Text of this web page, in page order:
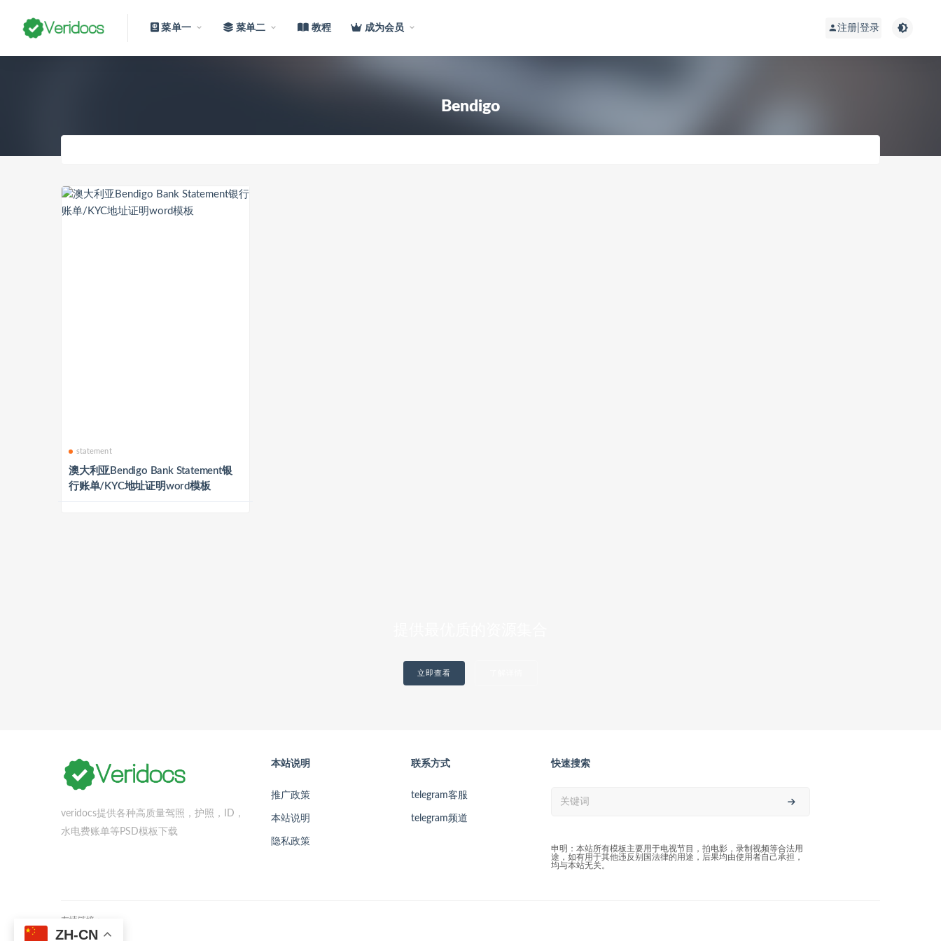
菜单一 菜单二 教程 成为会员 注册|登录
Bendigo
statement
澳大利亚Bendigo Bank Statement银
行账单/KYC地址证明word模板
立即查看
veridocs提供各种高质量驾照，护照，ID，
水电费账单等PSD模板下载
本站说明
推广政策
本站说明
隐私政策
联系方式
telegram客服
telegram频道
快速搜索
申明：本站所有模板主要用于电视节目，拍电影，录制视频等合法用
途，如有用于其他违反别国法律的用途，后果均由使用者自己承担，
均与本站无关。
友情链接：
ZH-CN